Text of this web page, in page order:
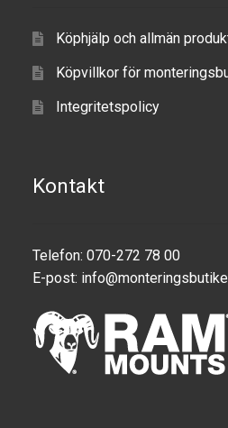
Produkter efter varumärken
Köphjälp och allmän
Köpvillkor för
Integritetspolicy
Kontakt
Telefon: 070-272 78 00
E-post: